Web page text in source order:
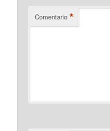
Comentario *